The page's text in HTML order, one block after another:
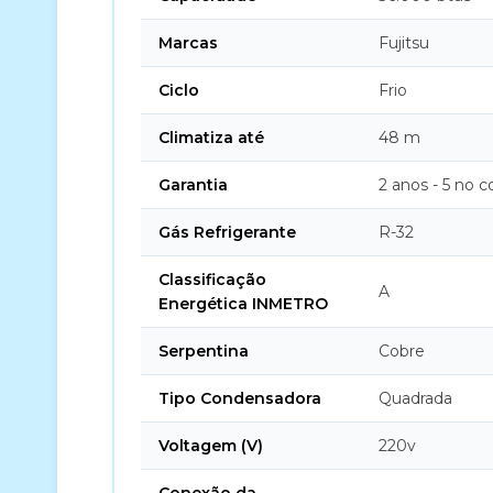
Marcas Fujitsu
Ciclo Frio
Climatiza até 48 m
Garantia 2 anos - 5 no
Gás Refrigerante R-32
Classificação
Energética INMETRO
A
Serpentina Cobre
Tipo Condensadora Quadrada
Voltagem (V) 220v